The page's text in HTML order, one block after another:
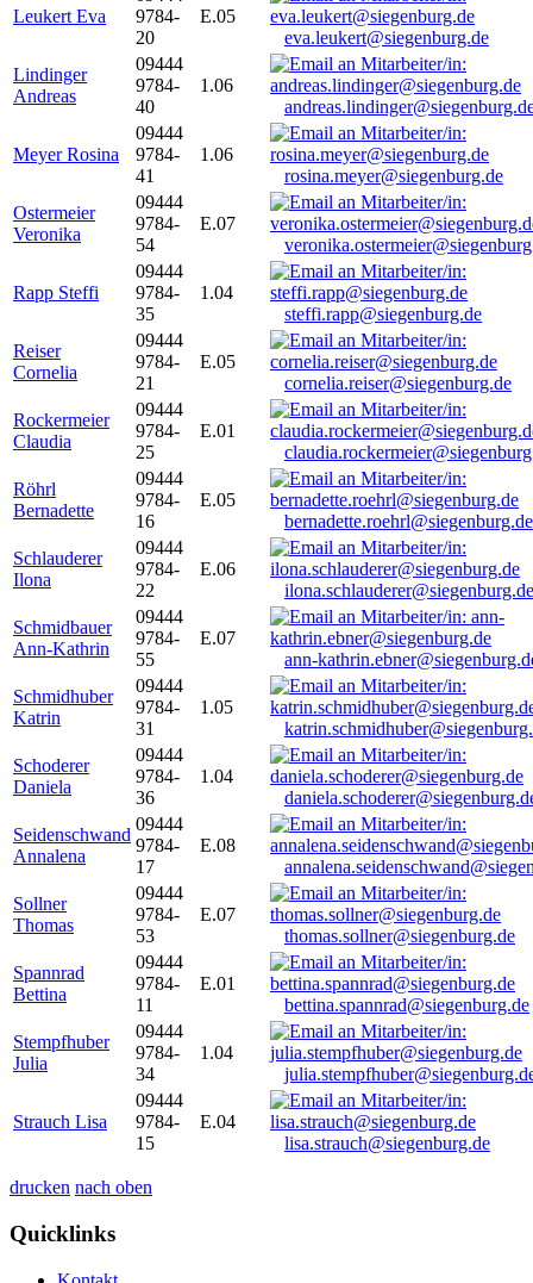
Leukert Eva
9784-
20
E.05
eva.leukert@siegenburg.de
Lindinger
Andreas
09444
9784-
40
1.06
Meyer Rosina
09444
9784-
41
1.06
rosina.meyer@siegenburg.de
Ostermeier
Veronika
09444
9784-
54
E.07
Rapp Steffi
09444
9784-
35
1.04
steffi.rapp@siegenburg.de
Reiser
Cornelia
09444
9784-
21
E.05
cornelia.reiser@siegenburg.de
Rockermeier
Claudia
09444
9784-
25
E.01
Röhrl
Bernadette
09444
9784-
16
E.05
bernadette.roehrl@siegenburg.de
Schlauderer
Ilona
09444
9784-
22
E.06
ilona.schlauderer@siegenburg.de
Schmidbauer
Ann-Kathrin
09444
9784-
55
E.07
ann-
Schmidhuber
Katrin
09444
9784-
31
1.05
Schoderer
Daniela
09444
9784-
36
1.04
Seidenschwand
Annalena
09444
9784-
17
E.08
Sollner
Thomas
09444
9784-
53
E.07
thomas.sollner@siegenburg.de
Spannrad
Bettina
09444
9784-
11
E.01
bettina.spannrad@siegenburg.de
Stempfhuber
Julia
09444
9784-
34
1.04
Strauch Lisa
09444
9784-
15
E.04
lisa.strauch@siegenburg.de
drucken nach oben
Quicklinks